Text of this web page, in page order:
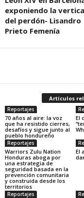
exponiendo la
del perdón- Lisandro
Prieto Femenía
Artículos
Reportajes
70 años al aire: la voz
que ha resistido cierres,
desafíos y sigue junto al
pueblo hondureño
El
Reportajes
Warriors Zulu Nation
Honduras aboga por
una estrategia de
seguridad basada en la
prevención comunitaria
y construida desde los
territorios
El
Reportajes